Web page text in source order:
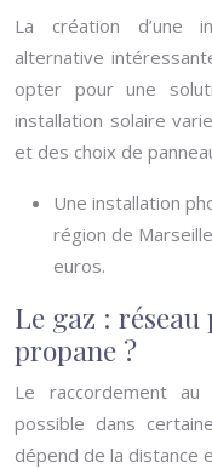
La création d’une
alternative
opter pour une
installation solaire
et des choix de
Une installation
région de
euros.
Le gaz :
propane ?
Le raccordement
possible dans
dépend de la distance